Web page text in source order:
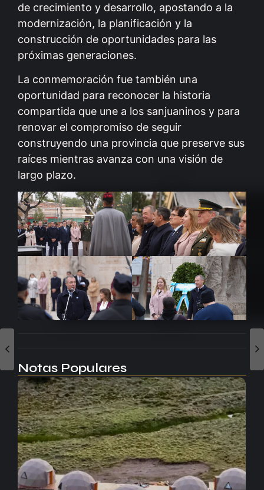
de crecimiento y desarrollo, apostando a la
modernización, la planificación y la
construcción de oportunidades para las
próximas generaciones.
La conmemoración fue también una
oportunidad para reconocer la historia
compartida que une a los sanjuaninos y para
renovar el compromiso de seguir
construyendo una provincia que preserve sus
raíces mientras avanza con una visión de
largo plazo.
Notas Populares